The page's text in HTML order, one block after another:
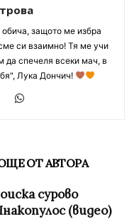
защото ме избра
си взаимно! Тя ме учи
да спечеля всеки мач, в
Лука Дончич!
ОТ АВТОРА
сурово
(видео)